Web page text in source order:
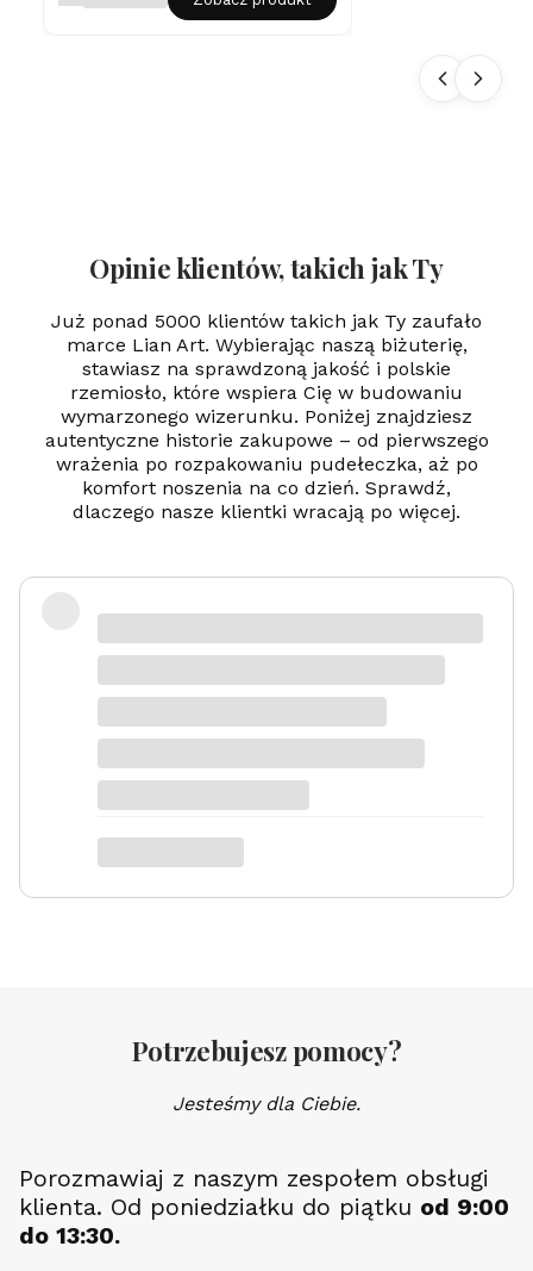
na
Opinie klientów, takich jak Ty
Już ponad 5000 klientów takich jak Ty zaufało
marce Lian Art. Wybierając naszą biżuterię,
stawiasz na sprawdzoną jakość i polskie
rzemiosło, które wspiera Cię w budowaniu
wymarzonego wizerunku. Poniżej znajdziesz
autentyczne historie zakupowe – od pierwszego
wrażenia po rozpakowaniu pudełeczka, aż po
komfort noszenia na co dzień. Sprawdź,
dlaczego nasze klientki wracają po więcej.
Danka
Serduszko Grawer
Potrzebujesz pomocy?
Jesteśmy dla Ciebie.
Porozmawiaj z naszym zespołem obsługi
klienta. Od poniedziałku do piątku od 9:00
do 13:30.